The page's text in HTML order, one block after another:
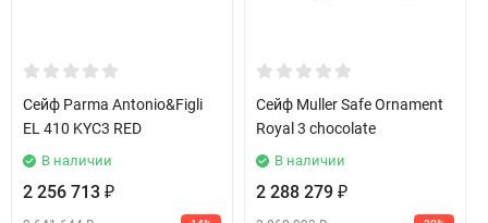
Сейф Parma Antonio&Figli
EL 410 KYC3 RED
В наличии
2 256 713 ₽
Сейф Muller Safe Ornament
Royal 3 chocolate
В наличии
2 288 279 ₽